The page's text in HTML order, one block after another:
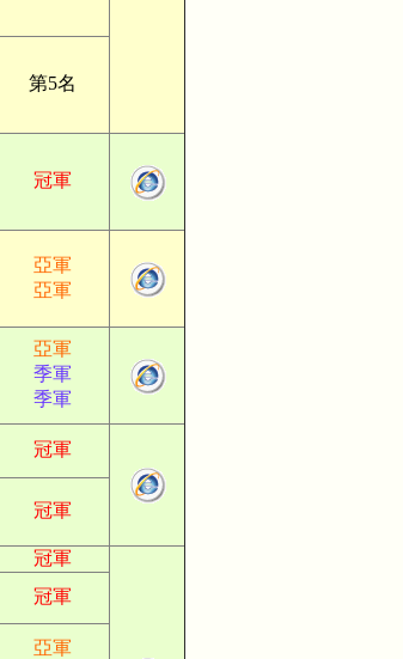
第5名
冠軍
亞軍
亞軍
亞軍
季軍
季軍
冠軍
冠軍
冠軍
冠軍
亞軍